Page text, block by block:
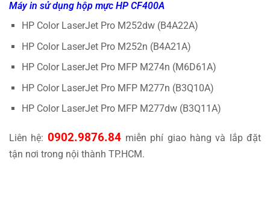
Máy in sử dụng hộp mực HP CF400A
HP Color LaserJet Pro M252dw (B4A22A)
HP Color LaserJet Pro M252n (B4A21A)
HP Color LaserJet Pro MFP M274n (M6D61A)
HP Color LaserJet Pro MFP M277n (B3Q10A)
HP Color LaserJet Pro MFP M277dw (B3Q11A)
Liên hệ: 0902.9876.84 miễn phí giao hàng và lắp đặt
tận nơi trong nội thành TP.HCM.